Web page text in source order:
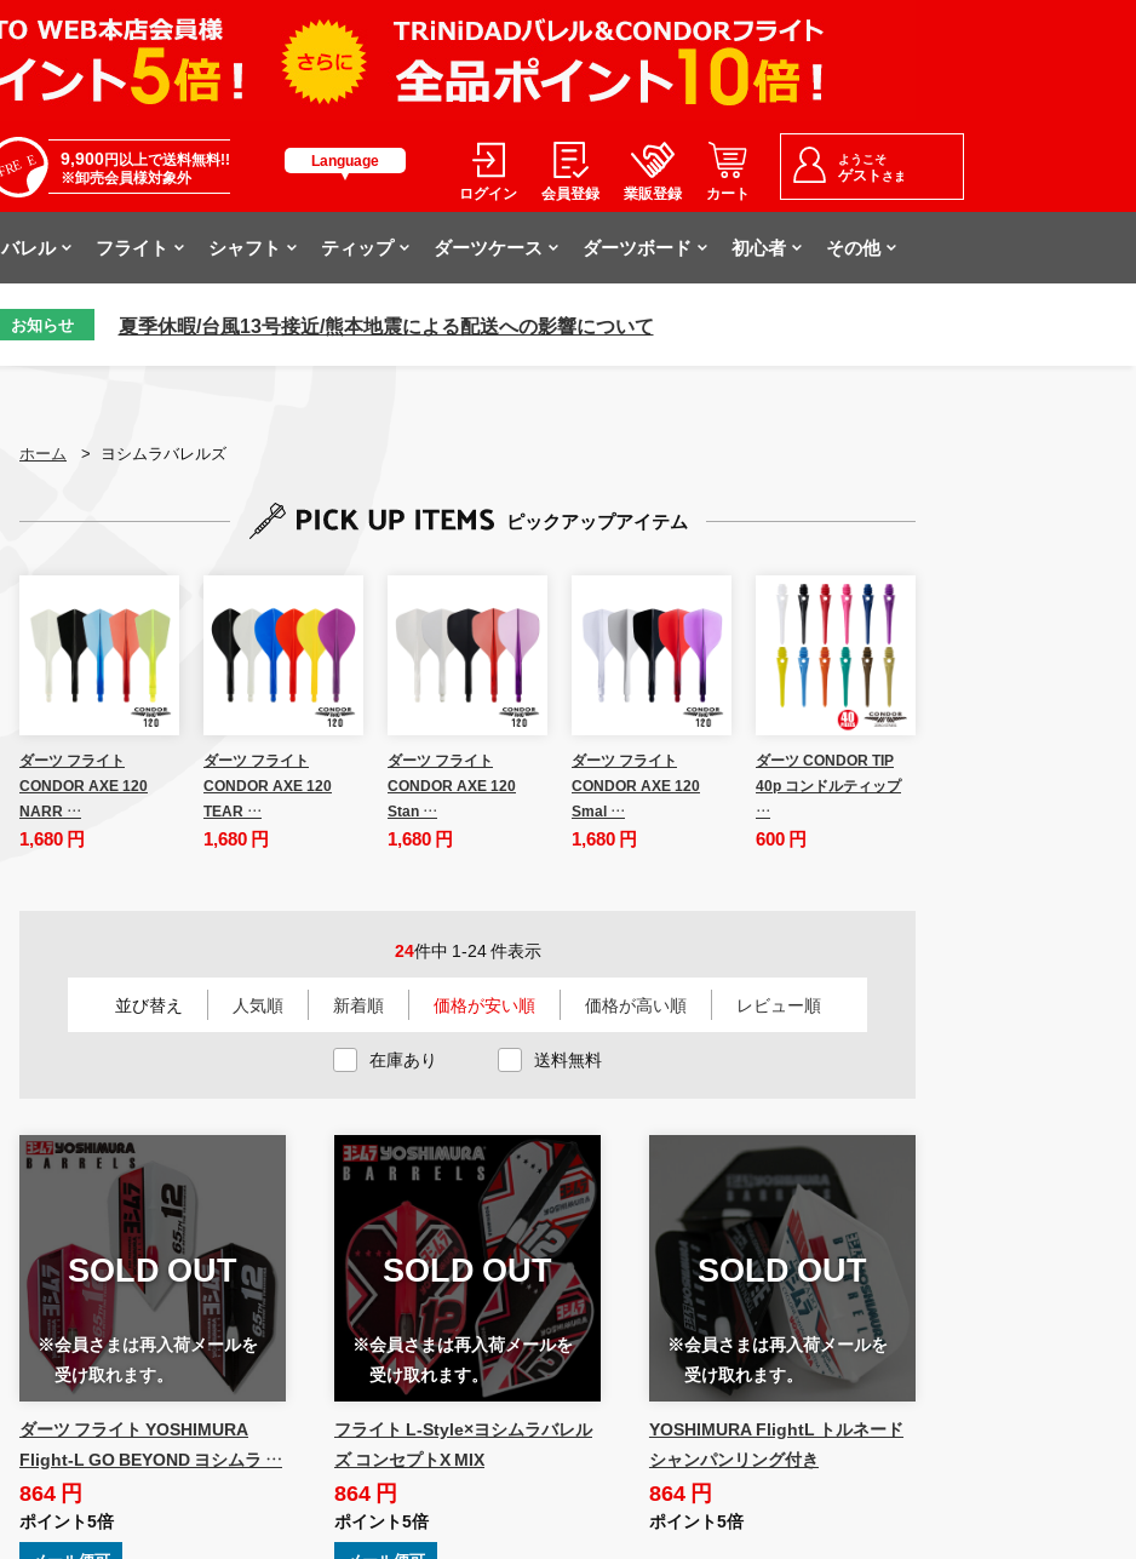
9,900円以上で送料無料!!
※卸売会員様対象外
Language
ログイン
会員登録 業販登録 カート
ようこそ
ゲスト さま
バレル フライト シャフト ティップ ダーツケース ダーツボード 初心者 その他
お知らせ 夏季休暇/台風13号接近/熊本地震による配送への影響について
ホーム > ヨシムラバレルズ
ピックアップアイテム
ダーツ フライト
CONDOR AXE 120
NARR …
1,680 円
ダーツ フライト
CONDOR AXE 120
TEAR …
1,680 円
ダーツ フライト
CONDOR AXE 120
Stan …
1,680 円
ダーツ フライト
CONDOR AXE 120
Smal …
1,680 円
ダーツ CONDOR TIP
40p コンドルティップ
…
600 円
24件中 1-24 件表示
並び替え 人気順 新着順 価格が安い順 価格が高い順 レビュー順
在庫あり 送料無料
SOLD OUT
※会員さまは再入荷メールを
受け取れます。
ダーツ フライト YOSHIMURA
Flight-L GO BEYOND ヨシムラ …
864 円
ポイント5倍
SOLD OUT
※会員さまは再入荷メールを
受け取れます。
フライト L-Style×ヨシムラバレル
ズ コンセプトX MIX
864 円
ポイント5倍
SOLD OUT
※会員さまは再入荷メールを
受け取れます。
YOSHIMURA FlightL トルネード
シャンパンリング付き
864 円
ポイント5倍